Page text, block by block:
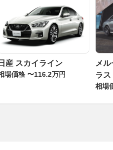
日産 スカイライン
場価格 〜116.2万円
メ
ラス
相場